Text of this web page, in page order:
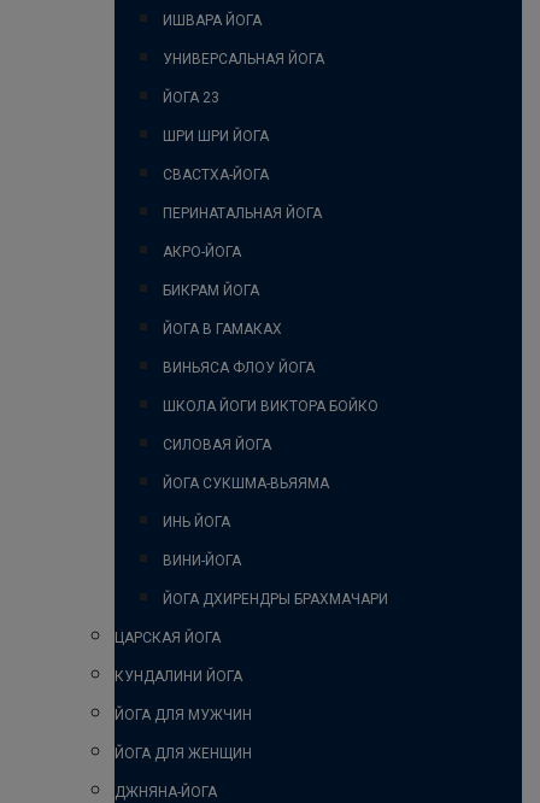
ИШВАРА ЙОГА
УНИВЕРСАЛЬНАЯ ЙОГА
ЙОГА 23
ШРИ ШРИ ЙОГА
СВАСТХА-ЙОГА
ПЕРИНАТАЛЬНАЯ ЙОГА
АКРО-ЙОГА
БИКРАМ ЙОГА
ЙОГА В ГАМАКАХ
ВИНЬЯСА ФЛОУ ЙОГА
ШКОЛА ЙОГИ ВИКТОРА БОЙКО
СИЛОВАЯ ЙОГА
ЙОГА СУКШМА-ВЬЯЯМА
ИНЬ ЙОГА
ВИНИ-ЙОГА
ЙОГА ДХИРЕНДРЫ БРАХМАЧАРИ
ЦАРСКАЯ ЙОГА
КУНДАЛИНИ ЙОГА
ЙОГА ДЛЯ МУЖЧИН
ЙОГА ДЛЯ ЖЕНЩИН
ДЖНЯНА-ЙОГА